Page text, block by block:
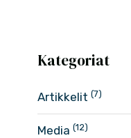
Kategoriat
Artikkelit (7)
Media (12)